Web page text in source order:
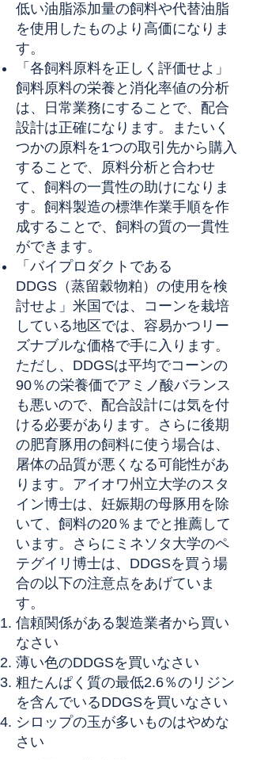
低い油脂添加量の飼料や代替油脂
を使用したものより高価になりま
す。
「各飼料原料を正しく評価せよ」
飼料原料の栄養と消化率値の分析
は、日常業務にすることで、配合
設計は正確になります。またいく
つかの原料を1つの取引先から購入
することで、原料分析と合わせ
て、飼料の一貫性の助けになりま
す。飼料製造の標準作業手順を作
成することで、飼料の質の一貫性
ができます。
「バイプロダクトである
DDGS（蒸留穀物粕）の使用を検
討せよ」米国では、コーンを栽培
している地区では、容易かつリー
ズナブルな価格で手に入ります。
ただし、DDGSは平均でコーンの
90％の栄養価でアミノ酸バランス
も悪いので、配合設計には気を付
ける必要があります。さらに後期
の肥育豚用の飼料に使う場合は、
屠体の品質が悪くなる可能性があ
ります。アイオワ州立大学のスタ
イン博士は、妊娠期の母豚用を除
いて、飼料の20％までと推薦して
います。さらにミネソタ大学のペ
テグイリ博士は、DDGSを買う場
合の以下の注意点をあげていま
す。
信頼関係がある製造業者から買い
なさい
薄い色のDDGSを買いなさい
粗たんぱく質の最低2.6％のリジン
を含んでいるDDGSを買いなさい
シロップの玉が多いものはやめな
さい